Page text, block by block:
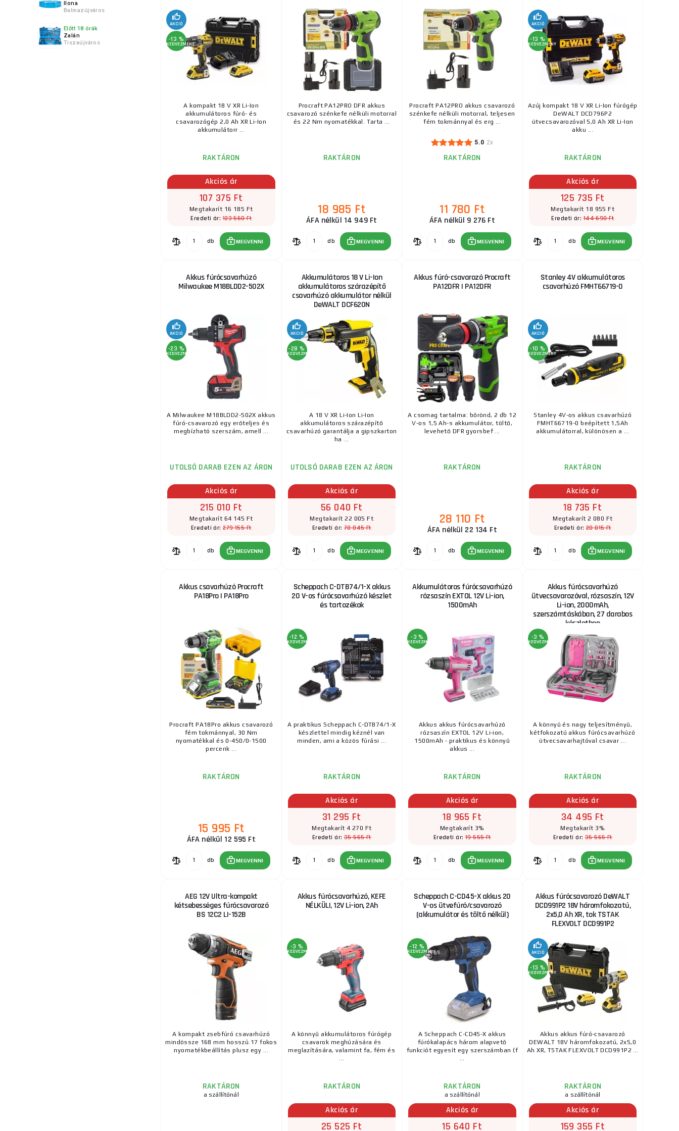
Ilona
Balmazújváros
Előtt 18 órák
Zalán
Tiszaújváros
AKCIÓ
-13 %
KEDVEZMÉNY
A kompakt 18 V XR Li-Ion
akkumulátoros fúró- és
csavarozógép 2,0 Ah XR Li-Ion
akkumulátorr ...
RAKTÁRON
Akciós ár
107 375 Ft
Megtakarít 16 185 Ft
Eredeti ár:123 560 Ft
db MEGVENNI
Procraft PA12PRO DFR akkus
csavarozó szénkefe nélküli motorral
és 22 Nm nyomatékkal. Tarta ...
RAKTÁRON
18 985 Ft
ÁFA nélkül 14 949 Ft
db MEGVENNI
Procraft PA12PRO akkus csavarozó
szénkefe nélküli motorral, teljesen
fém tokmánnyal és erg ...
5.0 2x
RAKTÁRON
11 780 Ft
ÁFA nélkül 9 276 Ft
db MEGVENNI
AKCIÓ
-13 %
KEDVEZMÉNY
Azúj kompakt 18 V XR Li-Ion fúrógép
DeWALT DCD796P2
ütvecsavarozóval 5,0 Ah XR Li-Ion
akku ...
RAKTÁRON
Akciós ár
125 735 Ft
Megtakarít 18 955 Ft
Eredeti ár:144 690 Ft
db MEGVENNI
Akkus fúrócsavarhúzó
Milwaukee M18BLDD2-502X
AKCIÓ
-23 %
KEDVEZMÉNY
A Milwaukee M18BLDD2-502X akkus
fúró-csavarozó egy erőteljes és
megbízható szerszám, amell ...
UTOLSÓ DARAB EZEN AZ ÁRON
Akciós ár
215 010 Ft
Megtakarít 64 145 Ft
Eredeti ár:279 155 Ft
db MEGVENNI
Akkumulátoros 18 V Li-Ion
akkumulátoros szárazépítő
csavarhúzó akkumulátor nélkül
DeWALT DCF620N
AKCIÓ
-28 %
KEDVEZMÉNY
A 18 V XR Li-Ion Li-Ion
akkumulátoros szárazépítő
csavarhúzó garantálja a gipszkarton
ha ...
UTOLSÓ DARAB EZEN AZ ÁRON
Akciós ár
56 040 Ft
Megtakarít 22 005 Ft
Eredeti ár: 78 045 Ft
db MEGVENNI
Akkus fúró-csavarozó Procraft
PA12DFR | PA12DFR
A csomag tartalma: bőrönd, 2 db 12
V-os 1,5 Ah-s akkumulátor, töltő,
levehető DFR gyorsbef ...
RAKTÁRON
28 110 Ft
ÁFA nélkül 22 134 Ft
db MEGVENNI
Stanley 4V akkumulátoros
csavarhúzó FMHT66719-0
AKCIÓ
-10 %
KEDVEZMÉNY
Stanley 4V-os akkus csavarhúzó
FMHT66719-0 beépített 1,5Ah
akkumulátorral, különösen a ...
RAKTÁRON
Akciós ár
18 735 Ft
Megtakarít 2 080 Ft
Eredeti ár: 20 815 Ft
db MEGVENNI
Akkus csavarhúzó Procraft
PA18Pro | PA18Pro
Procraft PA18Pro akkus csavarozó
fém tokmánnyal, 30 Nm
nyomatékkal és 0-450/0-1500
percenk ...
RAKTÁRON
15 995 Ft
ÁFA nélkül 12 595 Ft
db MEGVENNI
Scheppach C-DTB74/1-X akkus
20 V-os fúrócsavarhúzó készlet
és tartozékok
-12 %
KEDVEZMÉNY
A praktikus Scheppach C-DTB74/1-X
készlettel mindig kéznél van
minden, ami a közös fúrási ...
RAKTÁRON
Akciós ár
31 295 Ft
Megtakarít 4 270 Ft
Eredeti ár: 35 565 Ft
db MEGVENNI
Akkumulátoros fúrócsavarhúzó
rózsaszín EXTOL 12V Li-ion,
1500mAh
-3 %
KEDVEZMÉNY
Akkus akkus fúrócsavarhúzó
rózsaszín EXTOL 12V Li-ion,
1500mAh - praktikus és könnyű
akkus ...
RAKTÁRON
Akciós ár
18 965 Ft
Megtakarít 3%
Eredeti ár: 19 555 Ft
db MEGVENNI
Akkus fúrócsavarhúzó
ütvecsavarozóval, rózsaszín, 12V
Li-ion, 2000mAh,
szerszámtáskában, 27 darabos
készletben
-3 %
KEDVEZMÉNY
A könnyű és nagy teljesítményű,
kétfokozatú akkus fúrócsavarhúzó
ütvecsavarhajtóval csavar ...
RAKTÁRON
Akciós ár
34 495 Ft
Megtakarít 3%
Eredeti ár: 35 565 Ft
db MEGVENNI
AEG 12V Ultra-kompakt
kétsebességes fúrócsavarozó
BS 12C2 LI-152B
A kompakt zsebfúró csavarhúzó
mindössze 168 mm hosszú.17 fokos
nyomatékbeállítás plusz egy ...
RAKTÁRON
a szállítónál
Akkus fúrócsavarhúzó, KEFE
NÉLKÜLI, 12V Li-ion, 2Ah
-3 %
KEDVEZMÉNY
A könnyű akkumulátoros fúrógép
csavarok meghúzására és
meglazítására, valamint fa, fém és
...
RAKTÁRON
Akciós ár
25 525 Ft
Scheppach C-CD45-X akkus 20
V-os ütvefúró/csavarozó
(akkumulátor és töltő nélkül)
-12 %
KEDVEZMÉNY
A Scheppach C-CD45-X akkus
fúrókalapács három alapvető
funkciót egyesít egy szerszámban (f
...
RAKTÁRON
a szállítónál
Akciós ár
15 640 Ft
Akkus fúrócsavarozó DeWALT
DCD991P2 18V háromfokozatú,
2x5,0 Ah XR, tok TSTAK
FLEXVOLT DCD991P2
AKCIÓ
-13 %
KEDVEZMÉNY
Akkus akkus fúró-csavarozó
DEWALT 18V háromfokozatú, 2x5,0
Ah XR, TSTAK FLEXVOLT DCD991P2 ...
RAKTÁRON
a szállítónál
Akciós ár
159 355 Ft